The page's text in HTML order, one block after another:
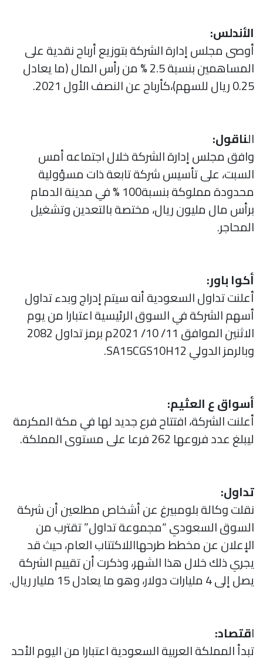
الأندلس:
أوصى مجلس إدارة الشركة بتوزيع أرباح نقدية على
المساهمين بنسبة 2.5 % من رأس المال (ما يعادل
0.25 ريال للسهم)،كأرباح عن النصف الأول 2021.
الناقول:
وافق مجلس إدارة الشركة خلال اجتماعه أمس
السبت، على تأسيس شركة تابعة ذات مسؤولية
محدودة مملوكة بنسبة100 % في مدينة الدمام
برأس مال مليون ريال، مختصة بالتعدين وتشغيل
المحاجر.
أكوا باور:
أعلنت تداول السعودية أنه سيتم إدراج وبدء تداول
أسهم الشركة في السوق الرئيسية اعتبارا من يوم
الاثنين الموافق 11/ 10/ 2021م برمز تداول 2082
وبالرمز الدولي SA15CGS10H12.
أسواق ع العثيم:
أعلنت الشركة، افتتاح فرع جديد لها في مكة المكرمة
ليبلغ عدد فروعها 262 فرعا على مستوى المملكة.
تداول:
نقلت وكالة بلومبيرغ عن أشخاص مطلعين أن شركة
السوق السعودي “مجموعة تداول” تقترب من
الإعلان عن مخطط طرحهااللاكتتاب العام، حيث قد
يجري ذلك خلال هذا الشهر، وذكرت أن تقييم الشركة
يصل إلى 4 مليارات دولار، وهو ما يعادل 15 مليار ريال.
اقتصاد:
تبدأ المملكة العربية السعودية اعتبارا من اليوم الأحد